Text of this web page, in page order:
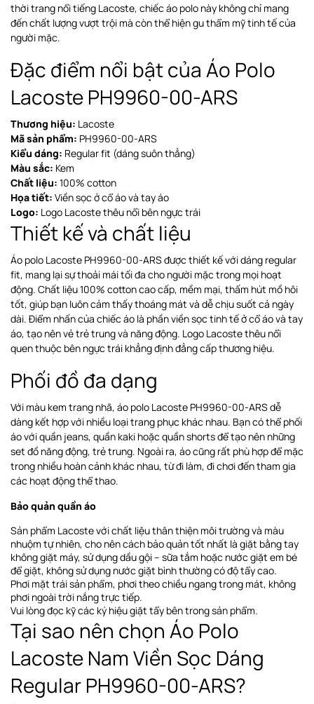
thời trang nổi tiếng Lacoste, chiếc áo polo này không chỉ mang
đến chất lượng vượt trội mà còn thể hiện gu thẩm mỹ tinh tế của
người mặc.
Đặc điểm nổi bật của Áo Polo
Lacoste PH9960-00-ARS
Thương hiệu: Lacoste
Mã sản phẩm: PH9960-00-ARS
Kiểu dáng: Regular fit (dáng suôn thẳng)
Màu sắc: Kem
Chất liệu: 100% cotton
Họa tiết: Viền sọc ở cổ áo và tay áo
Logo: Logo Lacoste thêu nổi bên ngực trái
Thiết kế và chất liệu
Áo polo Lacoste PH9960-00-ARS được thiết kế với dáng regular
fit, mang lại sự thoải mái tối đa cho người mặc trong mọi hoạt
động. Chất liệu 100% cotton cao cấp, mềm mại, thấm hút mồ hôi
tốt, giúp bạn luôn cảm thấy thoáng mát và dễ chịu suốt cả ngày
dài. Điểm nhấn của chiếc áo là phần viền sọc tinh tế ở cổ áo và tay
áo, tạo nên vẻ trẻ trung và năng động. Logo Lacoste thêu nổi
quen thuộc bên ngực trái khẳng định đẳng cấp thương hiệu.
Phối đồ đa dạng
Với màu kem trang nhã, áo polo Lacoste PH9960-00-ARS dễ
dàng kết hợp với nhiều loại trang phục khác nhau. Bạn có thể phối
áo với quần jeans, quần kaki hoặc quần shorts để tạo nên những
set đồ năng động, trẻ trung. Ngoài ra, áo cũng rất phù hợp để mặc
trong nhiều hoàn cảnh khác nhau, từ đi làm, đi chơi đến tham gia
các hoạt động thể thao.
Bảo quản quần áo
Sản phẩm Lacoste với chất liệu thân thiện môi trường và màu
nhuộm tự nhiên, cho nên cách bảo quản tốt nhất là giặt bằng tay
không giặt máy, sử dụng dầu gội – sữa tắm hoặc nước giặt em bé
để giặt, không sử dụng nước giặt bình thường có độ tẩy cao.
Phơi mặt trái sản phẩm, phơi theo chiều ngangtrong mát, không
phơi ngoài trời nắng trực tiếp.
Vui lòng đọc kỹ các ký hiệu giặt tẩy bên trong sản phẩm.
Tại sao nên chọn Áo Polo
Lacoste Nam Viền Sọc Dáng
Regular PH9960-00-ARS?